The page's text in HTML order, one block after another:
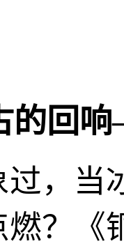
的回
，当
？《